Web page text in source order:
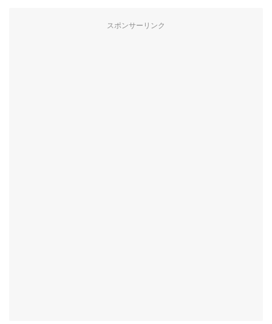
スポンサーリンク